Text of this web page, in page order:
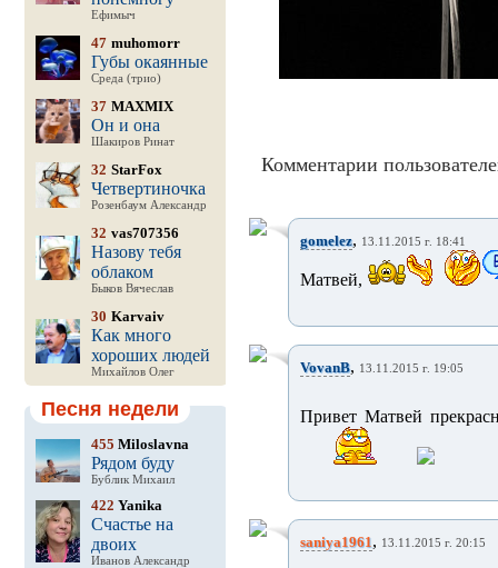
Ефимыч
47 muhomorr
Губы окаянные
Среда (трио)
37 MAXMIX
Он и она
Шакиров Ринат
32 StarFox
Четвертиночка
Розенбаум Александр
32 vas707356
Назову тебя
облаком
Быков Вячеслав
30 Karvaiv
Как много
хороших людей
Михайлов Олег
Песня недели
455 Miloslavna
Рядом буду
Бублик Михаил
422 Yanika
Счастье на
двоих
Иванов Александр
Комментарии
gomelez, 13.11.2015 г. 18:41
Матвей,
VovanB, 13.11.2015 г. 19:05
Привет Матвей
saniya1961, 13.11.2015 г. 20:15